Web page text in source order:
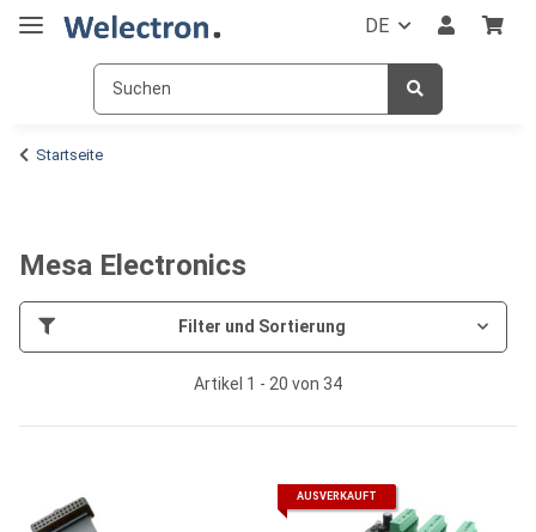
DE
Startseite
Mesa Electronics
Filter und Sortierung
Artikel 1 - 20 von 34
AUSVERKAUFT